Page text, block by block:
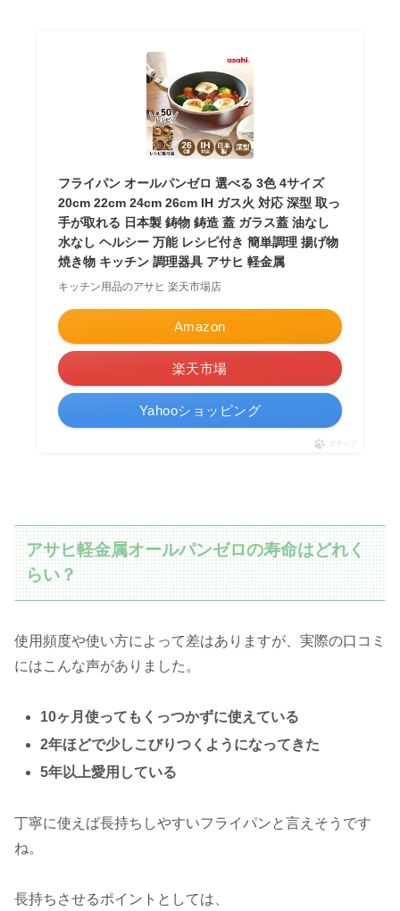
フライパン オールパンゼロ 選べる 3色 4サイズ
20cm 22cm 24cm 26cm IH ガス火 対応 深型 取っ
手が取れる 日本製 鋳物 鋳造 蓋 ガラス蓋 油なし
水なし ヘルシー 万能 レシピ付き 簡単調理 揚げ物
焼き物 キッチン 調理器具 アサヒ 軽金属
キッチン用品のアサヒ 楽天市場店
Amazon
楽天市場
Yahooショッピング
ポチップ
アサヒ軽金属オールパンゼロの寿命はどれく
らい？
使用頻度や使い方によって差はありますが、実際の口コミ
にはこんな声がありました。
10ヶ月使ってもくっつかずに使えている
2年ほどで少しこびりつくようになってきた
5年以上愛用している
丁寧に使えば長持ちしやすいフライパンと言えそうです
ね。
長持ちさせるポイントとしては、